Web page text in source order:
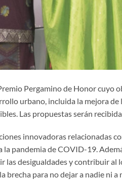
Pergamino de Honor cuyo
urbano, incluida la mejora de
Las propuestas serán
innovadoras relacionadas
la pandemia de COVID-19.
las desigualdades y contribuir
brecha para no dejar a nadie ni